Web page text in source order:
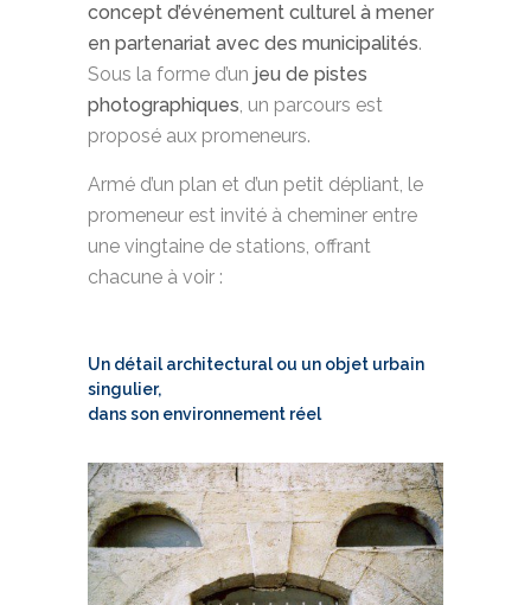
concept d’événement culturel à mener
en partenariat avec des municipalités.
Sous la forme d’un jeu de pistes
photographiques, un parcours est
proposé aux promeneurs.
Armé d’un plan et d’un petit dépliant, le
promeneur est invité à cheminer entre
une vingtaine de stations, offrant
chacune à voir :
Un détail architectural ou un objet urbain
singulier,
dans son environnement réel